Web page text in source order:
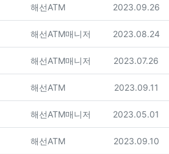
등록자
해선ATM 등록일
2023.09.26
등록자
해선ATM매니저 등록일
2023.08.24
등록자
해선ATM매니저 등록일
2023.07.26
등록자
해선ATM 등록일
2023.09.11
등록자
해선ATM매니저 등록일
2023.05.01
등록자
해선ATM 등록일
2023.09.10